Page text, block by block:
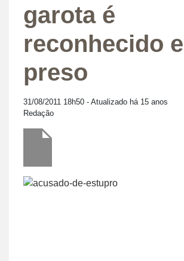
garota é
reconhecido e
preso
31/08/2011 18h50 - Atualizado há 15 anos
Redação